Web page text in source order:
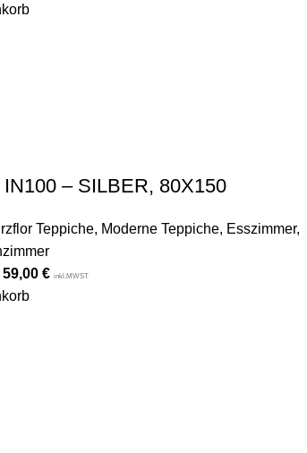
IN100 – SILBER, 80X150
Teppiche, Moderne Teppiche, Esszimmer,
59,00€ inkl.MWST